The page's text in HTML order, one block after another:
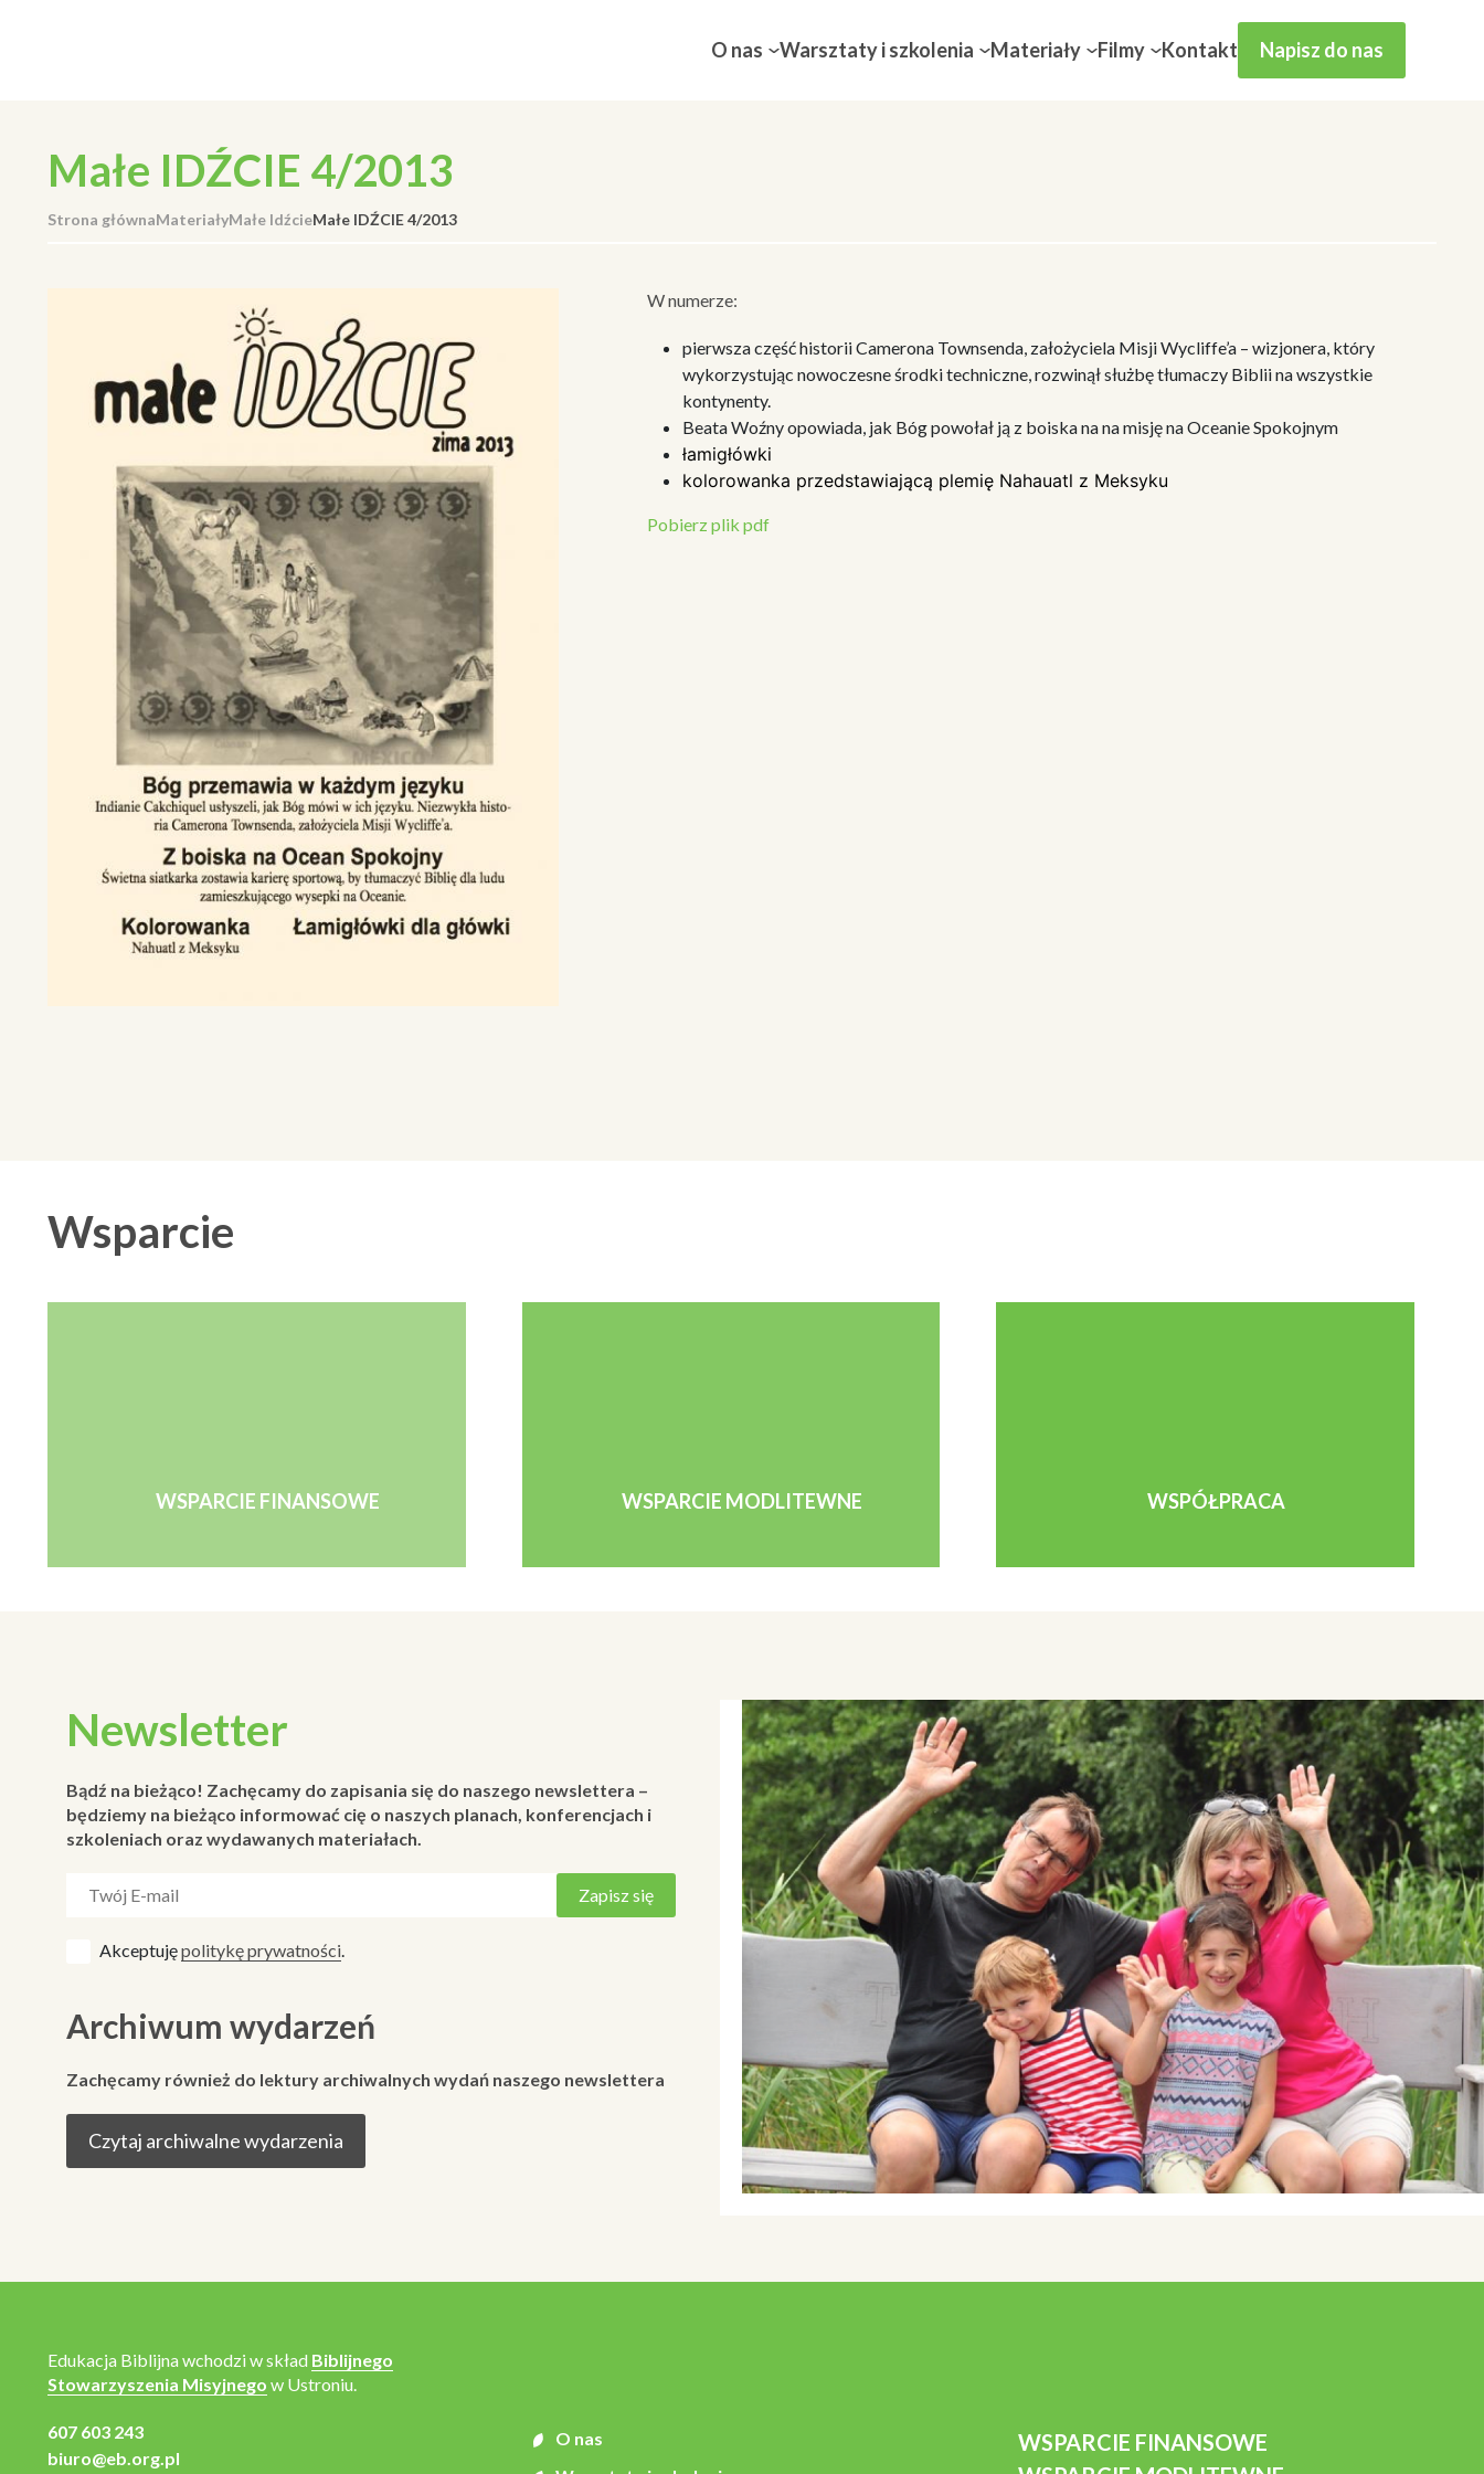
O nas Warsztaty i szkolenia Materiały Filmy Kontakt Napisz do nas
Małe IDŹCIE 4/2013
Strona głównaMateriałyMałe IdźcieMałe IDŹCIE 4/2013
W numerze:
pierwsza część historii Camerona Townsenda, założyciela Misji Wycliffe’a – wizjonera, który
wykorzystując nowoczesne środki techniczne, rozwinął służbę tłumaczy Biblii na wszystkie
kontynenty.
Beata Woźny opowiada, jak Bóg powołał ją z boiska na na misję na Oceanie Spokojnym
łamigłówki
kolorowanka przedstawiającą plemię Nahauatl z Meksyku
Pobierz plik pdf
Wsparcie
WSPARCIE FINANSOWE WSPARCIE MODLITEWNE WSPÓŁPRACA
Newsletter
Bądź na bieżąco! Zachęcamy do zapisania się do naszego newslettera –
będziemy na bieżąco informować cię o naszych planach, konferencjach i
szkoleniach oraz wydawanych materiałach.
Akceptujępolitykę prywatności.
Archiwum wydarzeń
Zachęcamy również do lektury archiwalnych wydań naszego newslettera
Czytaj archiwalne wydarzenia
Edukacja Biblijna wchodzi w skład Biblijnego
Stowarzyszenia Misyjnego w Ustroniu.
607 603 243
biuro@eb.org.pl
O nas
WSPARCIE FINANSOWE